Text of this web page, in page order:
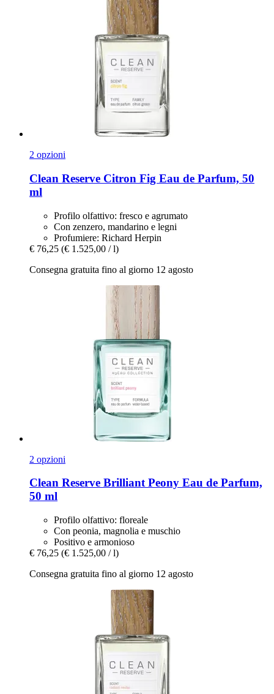
2 opzioni
Clean Reserve Citron Fig Eau de Parfum, 50
ml
Profilo olfattivo: fresco e agrumato
Con zenzero, mandarino e legni
Profumiere: Richard Herpin
€ 76,25 (€ 1.525,00 / l)
Consegna gratuita fino al giorno 12 agosto
2 opzioni
Clean Reserve Brilliant Peony Eau de Parfum,
50 ml
Profilo olfattivo: floreale
Con peonia, magnolia e muschio
Positivo e armonioso
€ 76,25 (€ 1.525,00 / l)
Consegna gratuita fino al giorno 12 agosto